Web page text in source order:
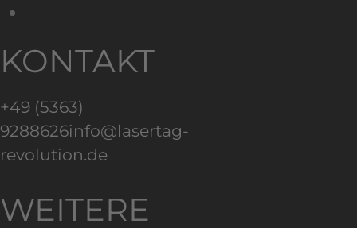
KONTAKT
+49 (5363)
9288626info@lasertag-
revolution.de
WEITERE